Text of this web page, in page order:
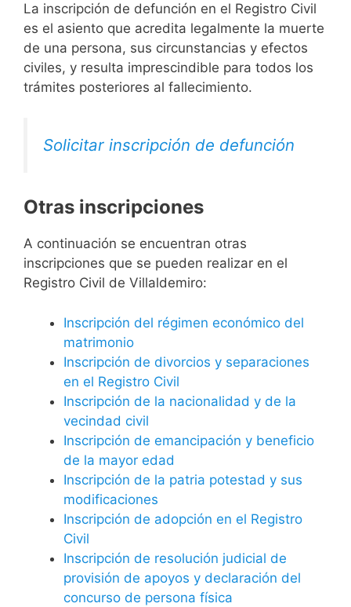
La inscripción de defunción en el Registro Civil
es el asiento que acredita legalmente la muerte
de una persona, sus circunstancias y efectos
civiles, y resulta imprescindible para todos los
trámites posteriores al fallecimiento.
Solicitar inscripción de defunción
Otras inscripciones
A continuación se encuentran otras
inscripciones que se pueden realizar en el
Registro Civil de Villaldemiro:
Inscripción del régimen económico del
matrimonio
Inscripción de divorcios y separaciones
en el Registro Civil
Inscripción de la nacionalidad y de la
vecindad civil
Inscripción de emancipación y beneficio
de la mayor edad
Inscripción de la patria potestad y sus
modificaciones
Inscripción de adopción en el Registro
Civil
Inscripción de resolución judicial de
provisión de apoyos y declaración del
concurso de persona física